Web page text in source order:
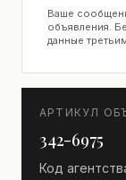
Ваше
объявления.
данные
АРТИКУЛ
342-6975
Код